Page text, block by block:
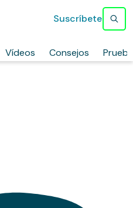
Vídeos Consejos
Suscríbete